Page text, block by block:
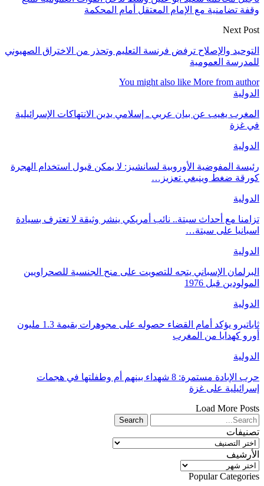
وقفة تضامنية مع الإمام المعتقل أمام المحكمة
Next Post
التوحيد والإصلاح ترفض فرنسة التعليم وتحذر من الاختراق الصهيوني
للمدرسة العمومية
You might also like More from author
الدولية
المغرب يغيب عن بيان عربي ـ إسلامي يدين الانتهاكات الإسرائيلية
في غزة
الدولية
رئيسة المفوضية الأوروبية لسانشيز: لا يمكن قبول استخدام الهجرة
كورقة ضغط وينبغي تعزيز…
الدولية
تزامنا مع أحداث سبتة.. نائب أمريكي ينشر وثيقة لا تعترف بسيادة
اسبانيا على سبتة…
الدولية
البرلمان الإسباني يتجه للتصويت على منح الجنسية للصحراويين
المولودين قبل 1976
الدولية
ثاباتيرو يؤكد أمام القضاء حصوله على مجوهرات بقيمة 1.3 مليون
أورو كهدايا من المغرب
الدولية
حرب الإبادة مستمرة: 8 شهداء بينهم أم وطفلتها في هجمات
إسرائيلية على غزة
Load More Posts
تصنيفات
تصنيفات
الأرشيف
الأرشيف
Popular Categories